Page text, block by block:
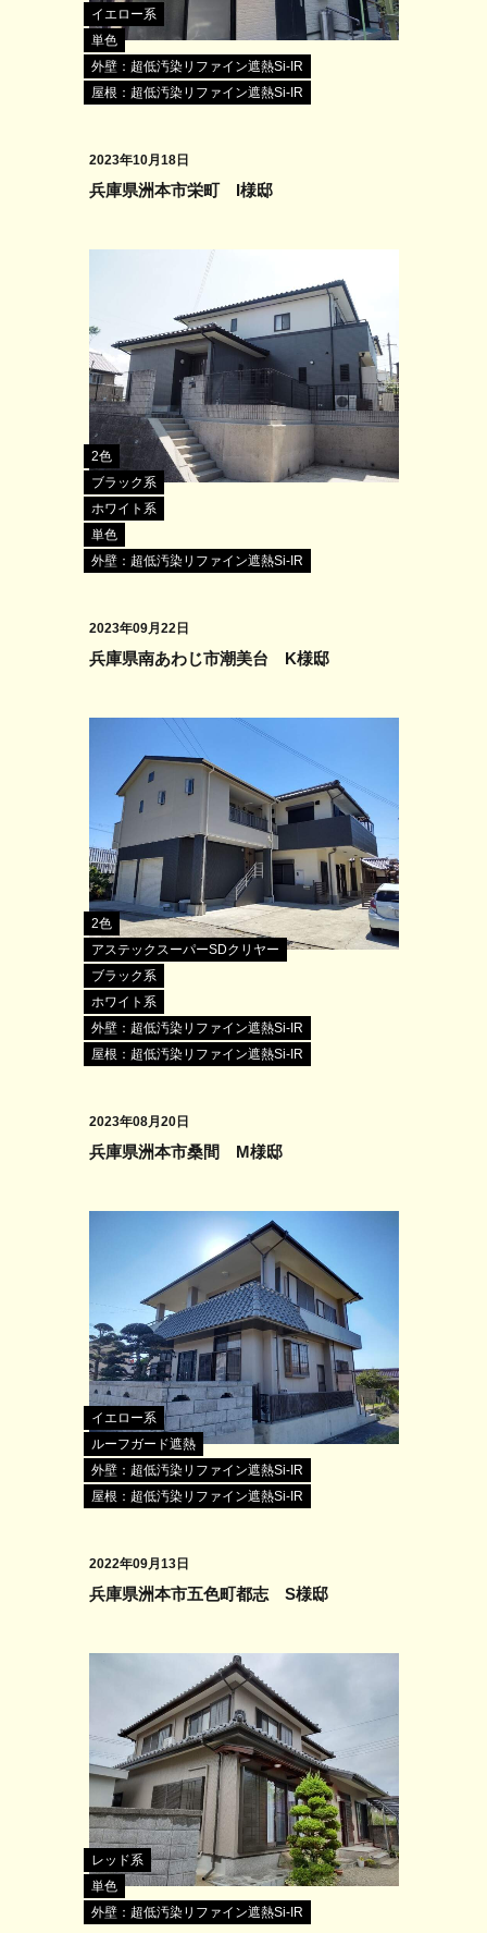
イエロー系
単色
外壁：超低汚染リファイン遮熱Si-IR
屋根：超低汚染リファイン遮熱Si-IR
2023年10月18日
兵庫県洲本市栄町 I様邸
2色
ブラック系
ホワイト系
単色
外壁：超低汚染リファイン遮熱Si-IR
2023年09月22日
兵庫県南あわじ市潮美台 K様邸
2色
アステックスーパーSDクリヤー
ブラック系
ホワイト系
外壁：超低汚染リファイン遮熱Si-IR
屋根：超低汚染リファイン遮熱Si-IR
2023年08月20日
兵庫県洲本市桑間 M様邸
イエロー系
ルーフガード遮熱
外壁：超低汚染リファイン遮熱Si-IR
屋根：超低汚染リファイン遮熱Si-IR
2022年09月13日
兵庫県洲本市五色町都志 S様邸
レッド系
単色
外壁：超低汚染リファイン遮熱Si-IR